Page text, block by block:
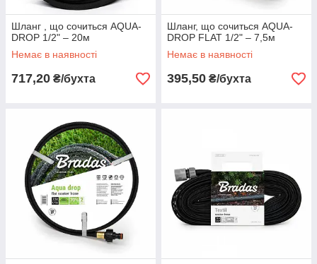
Шланг , що сочиться AQUA-
DROP 1/2" – 20м
Немає в наявності
717,20 ₴/бухта
Шланг, що сочиться AQUA-
DROP FLAT 1/2" – 7,5м
Немає в наявності
395,50 ₴/бухта